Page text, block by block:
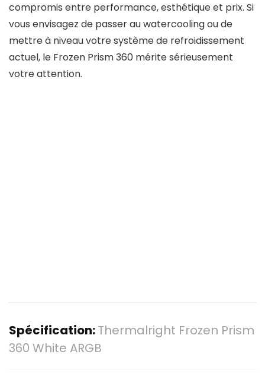
compromis entre performance, esthétique et prix. Si
vous envisagez de passer au watercooling ou de
mettre à niveau votre système de refroidissement
actuel, le Frozen Prism 360 mérite sérieusement
votre attention.
Spécification:Thermalright Frozen Prism
360 White ARGB